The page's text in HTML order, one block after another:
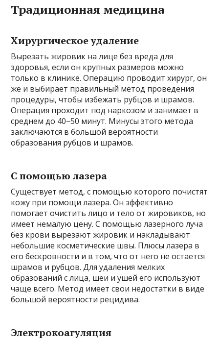
Традиционная медицина
Хирургическое удаление
Вырезать жировик на лице без вреда для
здоровья, если он крупных размеров можно
только в клинике. Операцию проводит хирург, он
же и выбирает правильный метод проведения
процедуры, чтобы избежать рубцов и шрамов.
Операция проходит под наркозом и занимает в
среднем до 40−50 минут. Минусы этого метода
заключаются в большой вероятности
образования рубцов и шрамов.
С помощью лазера
Существует метод, с помощью которого почистят
кожу при помощи лазера. Он эффективно
помогает очистить лицо и тело от жировиков, но
имеет немалую цену. С помощью лазерного луча
без крови вырезают жировик и накладывают
небольшие косметические швы. Плюсы лазера в
его бескровности и в том, что от него не остается
шрамов и рубцов. Для удаления мелких
образований с лица, шеи и ушей его используют
чаще всего. Метод имеет свои недостатки в виде
большой вероятности рецидива.
Электрокоагуляция